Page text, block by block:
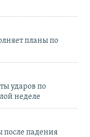
планы по
ударов по
неделе
после падения